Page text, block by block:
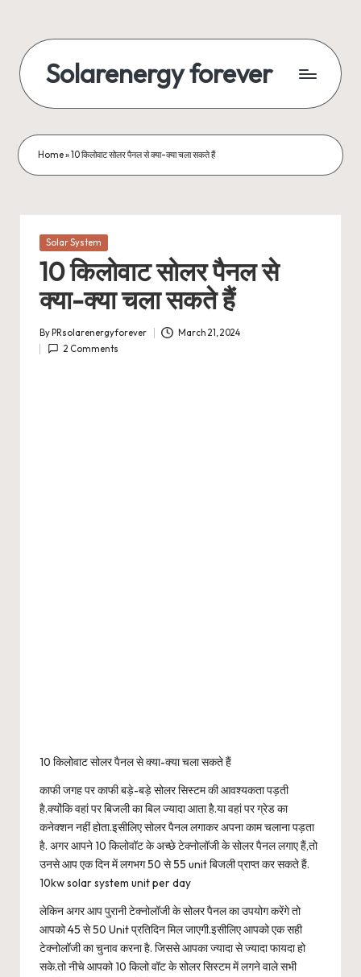
content
Solarenergy forever
बिजली
Home»10 किलोवाट सोलर पैनल से क्या-क्या चला सकते हैं
Posted
Solar System
10 किलोवाट सोलर पैनल से
क्या-क्या चला सकते हैं
Posted
by
By PRsolarenergyforever
March 21, 2024
2 Comments
10 किलोवाट सोलर पैनल से क्या-क्या चला सकते हैं
काफी जगह पर काफी बड़े-बड़े सोलर सिस्टम की आवश्यकता पड़ती
है.क्योंकि वहां पर बिजली का बिल ज्यादा आता है.या वहां पर ग्रेड का
कनेक्शन नहीं होता.इसीलिए सोलर पैनल लगाकर अपना काम चलाना पड़ता
है. अगर आपने 10 किलोवॉट के अच्छे टेक्नोलॉजी के सोलर पैनल लगाए हैं,तो
उनसे आप एक दिन में लगभग 50 से 55 unit बिजली प्राप्त कर सकते हैं.
10kw solar system unit per day
लेकिन अगर आप पुरानी टेक्नोलॉजी के सोलर पैनल का उपयोग करेंगे तो
आपको 45 से 50 Unit प्रतिदिन मिल जाएगी.इसीलिए आपको एक सही
टेक्नोलॉजी का चुनाव करना है. जिससे आपका ज्यादा से ज्यादा फायदा हो
सके.तो नीचे आपको 10 किलो वॉट के सोलर सिस्टम में लगने वाले सभी